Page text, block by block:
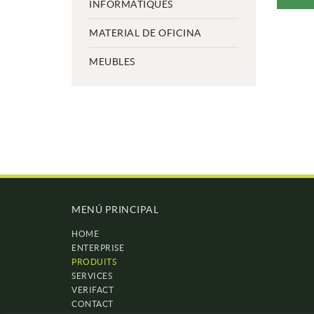
INFORMATIQUES
MATERIAL DE OFICINA
MEUBLES
MENÚ PRINCIPAL
HOME
ENTERPRISE
PRODUITS
SERVICES
VERIFACT
CONTACT